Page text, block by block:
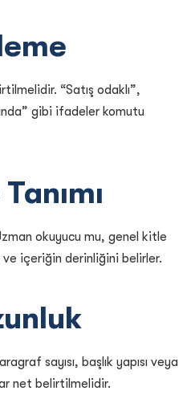
“Satış odaklı”,
gibi ifadeler komutu
okuyucu mu, genel kitle
içeriğin derinliğini belirler.
sayısı, başlık yapısı veya
net belirtilmelidir.